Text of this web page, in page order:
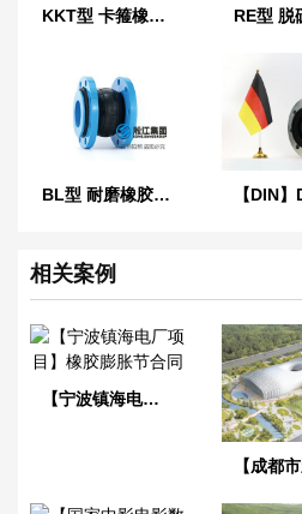
KKT型 卡箍橡胶接头
BL型 耐磨橡胶软连接
相关案例
【宁波镇海电厂项目】橡胶膨胀节合同